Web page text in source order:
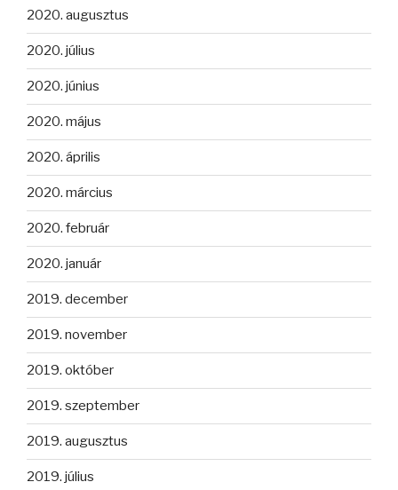
2020. augusztus
2020. július
2020. június
2020. május
2020. április
2020. március
2020. február
2020. január
2019. december
2019. november
2019. október
2019. szeptember
2019. augusztus
2019. július